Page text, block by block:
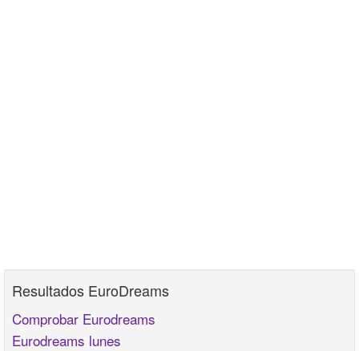
Resultados EuroDreams
Comprobar Eurodreams
Eurodreams lunes